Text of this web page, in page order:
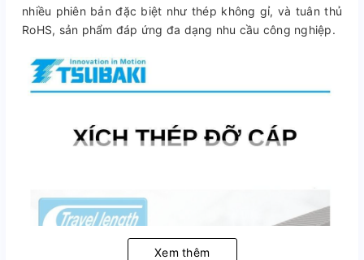
nhiều phiên bản đặc biệt như thép không gỉ, và tuân thủ
RoHS, sản phẩm đáp ứng đa dạng nhu cầu công nghiệp.
Xem thêm